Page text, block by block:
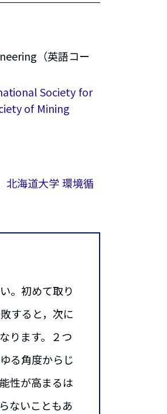
（英語コー
Society for
of Mining
北海道大学 環境循
。初めて取り
すると，次に
ります。２つ
る角度からじ
性が高まるは
ないこともあ